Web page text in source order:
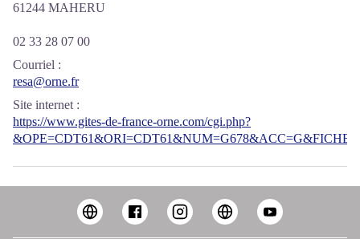
61244 MAHERU
02 33 28 07 00
Courriel :
resa@orne.fr
Site internet :
https://www.gites-de-france-orne.com/cgi.php?